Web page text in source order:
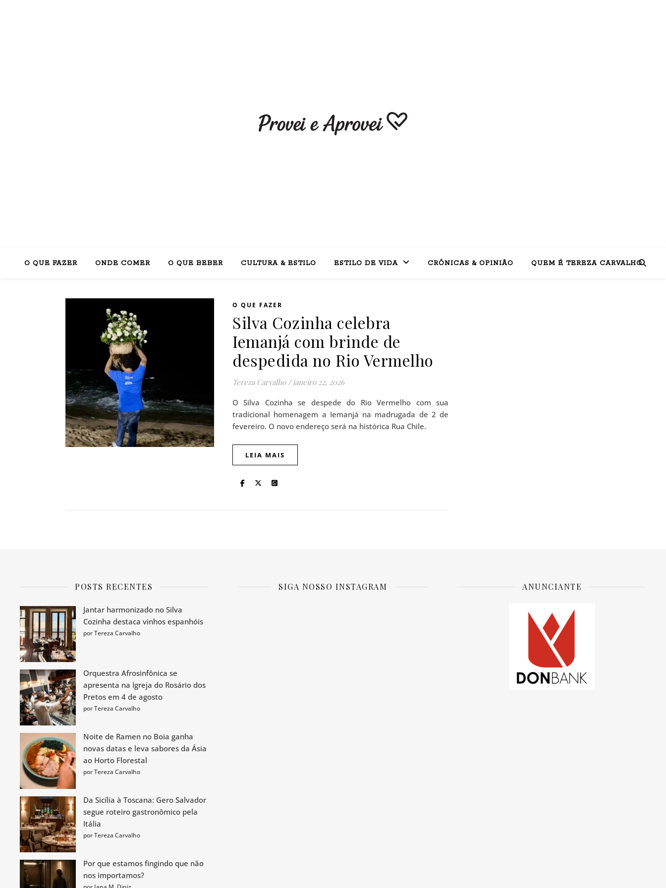
O QUE FAZER ONDE COMER O QUE BEBER CULTURA & ESTILO ESTILO DE VIDA CRÔNICAS & OPINIÃO QUEM É TEREZA CARVALHO
O QUE FAZER
Silva Cozinha celebra
Iemanjá com brinde de
despedida no Rio Vermelho
Tereza Carvalho / janeiro 22, 2026
O Silva Cozinha se despede do Rio Vermelho com sua
tradicional homenagem a Iemanjá na madrugada de 2 de
fevereiro. O novo endereço será na histórica Rua Chile.
LEIA MAIS
POSTS RECENTES
Jantar harmonizado no Silva
Cozinha destaca vinhos espanhóis
por Tereza Carvalho
Orquestra Afrosinfônica se
apresenta na Igreja do Rosário dos
Pretos em 4 de agosto
por Tereza Carvalho
Noite de Ramen no Boia ganha
novas datas e leva sabores da Ásia
ao Horto Florestal
por Tereza Carvalho
Da Sicília à Toscana: Gero Salvador
segue roteiro gastronômico pela
Itália
por Tereza Carvalho
Por que estamos fingindo que não
nos importamos?
SIGA NOSSO INSTAGRAM ANUNCIANTE